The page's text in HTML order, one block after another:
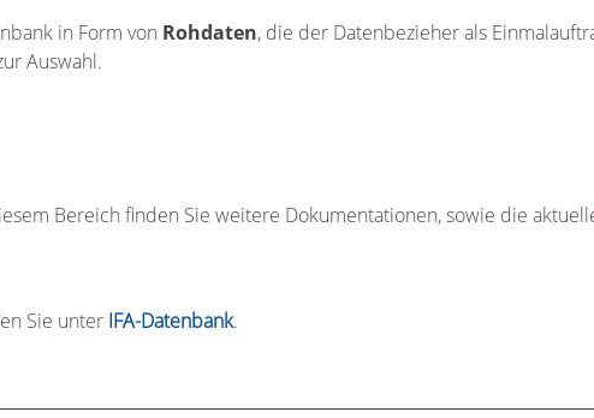
in Form von Rohdaten, die der Datenbezieher als
Auswahl.
Bereich finden Sie weitere Dokumentationen, sowie die
Sie unter IFA-Datenbank.